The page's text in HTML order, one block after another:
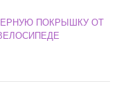
ПОКРЫШКУ ОТ